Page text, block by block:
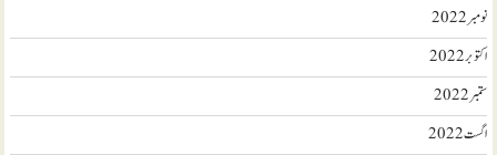
نومبر 2022
اکتوبر 2022
ستمبر 2022
اگست 2022